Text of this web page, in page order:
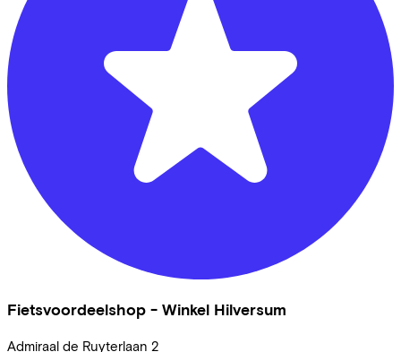
Fietsvoordeelshop - Winkel Hilversum
Admiraal de Ruyterlaan 2